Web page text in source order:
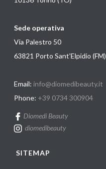
Sede operativa
Via Palestro 50
63821 Porto Sant'Elpidio (FM)
Email: info@diomedibeauty.it
Phone: +39 0734 300904
Diomedi Beauty
diomedibeauty
SITEMAP